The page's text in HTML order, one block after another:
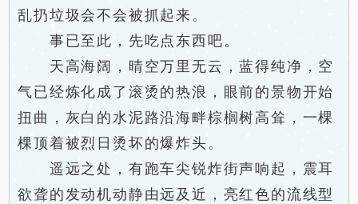
乱扔垃圾会不会被抓起来。
事已至此，先吃点东西吧。
天高海阔，晴空万里无云，蓝得纯净，空
气已经炼化成了滚烫的热浪，眼前的景物开始
扭曲，灰白的水泥路沿海畔棕榈树高耸，一棵
棵顶着被烈日烫坏的爆炸头。
遥远之处，有跑车尖锐炸街声响起，震耳
欲聋的发动机动静由远及近，亮红色的流线型